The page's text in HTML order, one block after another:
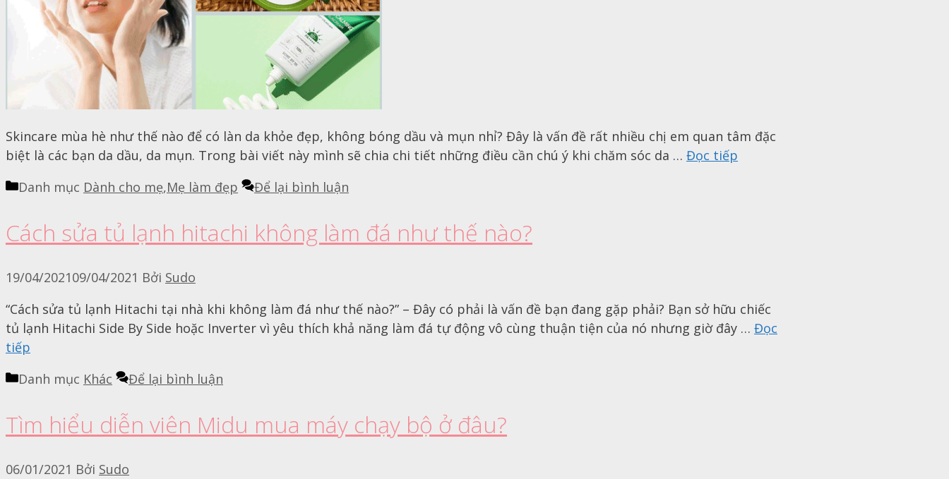
Skincare mùa hè như thế nào để có làn da khỏe đẹp, không bóng dầu và mụn nhỉ? Đây là vấn đề rất nhiều chị em quan tâm đặc
biệt là các bạn da dầu, da mụn. Trong bài viết này mình sẽ chia chi tiết những điều cần chú ý khi chăm sóc da … Đọc tiếp
Danh mục Dành cho mẹ,Mẹ làm đẹp Để lại bình luận
Cách sửa tủ lạnh hitachi không làm đá như thế nào?
19/04/202109/04/2021 Bởi Sudo
“Cách sửa tủ lạnh Hitachi tại nhà khi không làm đá như thế nào?” – Đây có phải là vấn đề bạn đang gặp phải? Bạn sở hữu chiếc
tủ lạnh Hitachi Side By Side hoặc Inverter vì yêu thích khả năng làm đá tự động vô cùng thuận tiện của nó nhưng giờ đây … Đọc
tiếp
Danh mục Khác Để lại bình luận
Tìm hiểu diễn viên Midu mua máy chạy bộ ở đâu?
06/01/2021 Bởi Sudo